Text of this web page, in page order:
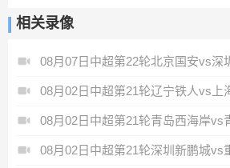
相关录像
08月07日中超第22轮北京国安vs深
08月02日中超第21轮辽宁铁人vs上
08月02日中超第21轮青岛西海岸vs
08月02日中超第21轮深圳新鹏城vs